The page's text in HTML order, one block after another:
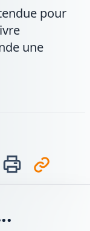
pour
une